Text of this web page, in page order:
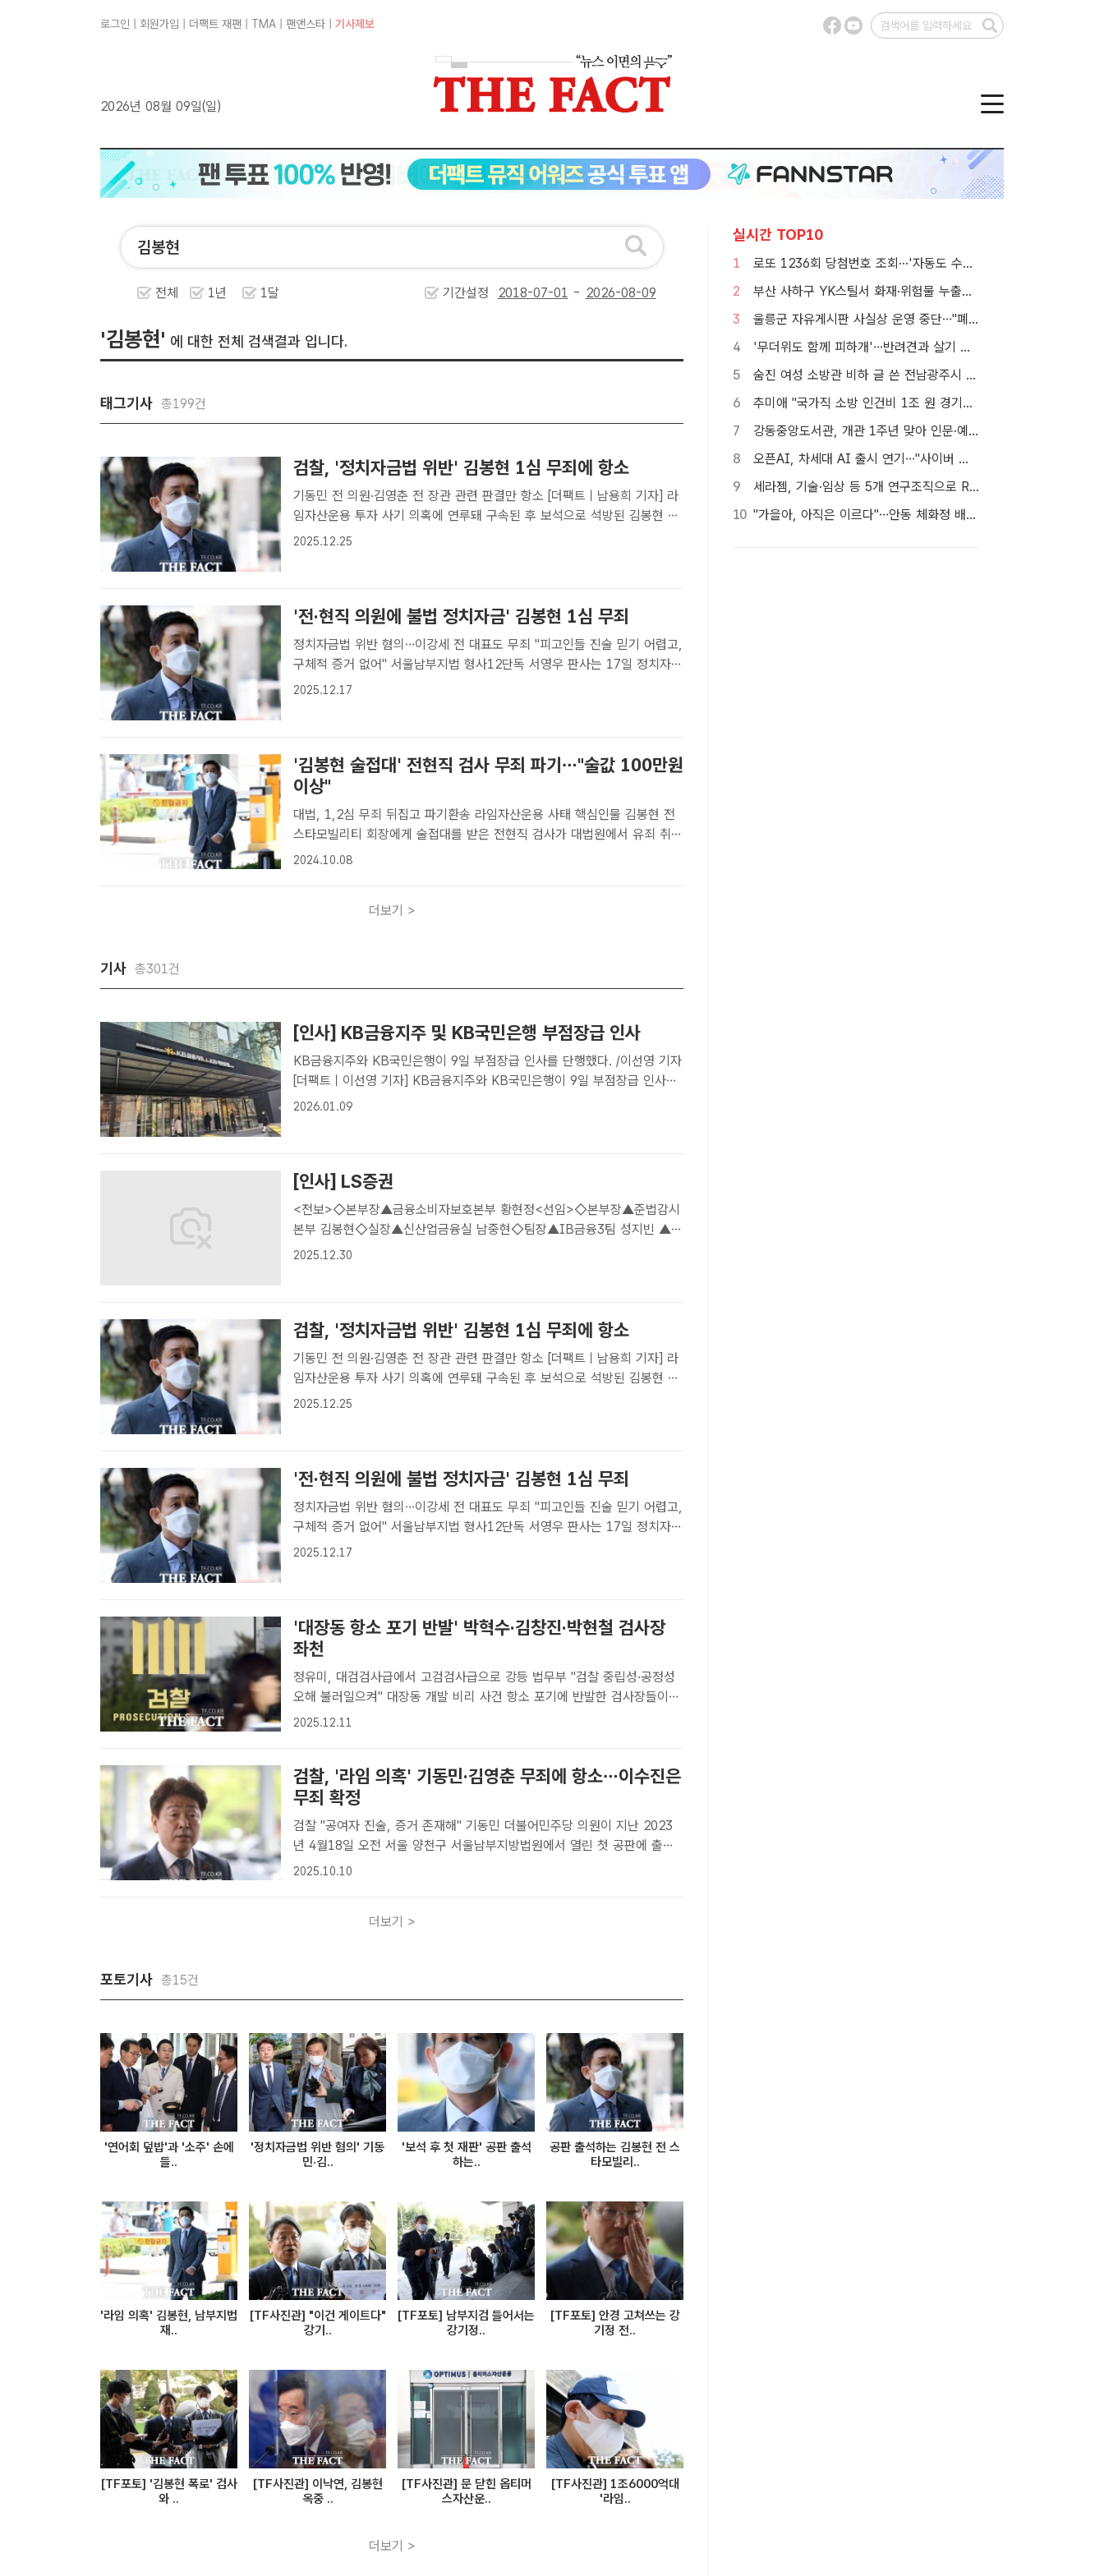
로그인 회원가입 더팩트 재팬 TMA 팬앤스타 기사제보
2026년 08월 09일(일)
전체 1년 1달 기간설정 -
'김봉현' 에 대한 전체 검색결과 입니다.
태그기사 총199건
검찰, '정치자금법 위반' 김봉현 1심 무죄에 항소
기동민 전 의원·김영춘 전 장관 관련 판결만 항소 [더팩트ㅣ남용희 기자] 라
임자산운용 투자 사기 의혹에 연루돼 구속된 후 보석으로 석방된 김봉현 전
스타모빌리티 대표가 23일 오전 서울 양천구 서울남부지방법원에서 열린
2025.12.25
'전·현직 의원에 불법 정치자금' 김봉현 1심 무죄
정치자금법 위반 혐의…이강세 전 대표도 무죄 "피고인들 진술 믿기 어렵고,
구체적 증거 없어" 서울남부지법 형사12단독 서영우 판사는 17일 정치자금
법 위반 혐의를 받는 김봉현 전 스타모빌리티 회장과 이강세 전 스타모빌리
2025.12.17
'김봉현 술접대' 전현직 검사 무죄 파기…"술값 100만원
이상"
대법, 1,2심 무죄 뒤집고 파기환송 라임자산운용 사태 핵심인물 김봉현 전
스타모빌리티 회장에게 술접대를 받은 전현직 검사가 대법원에서 유죄 취지
판결을 받았다. 사진은 김 전 회장. /더팩트 DB[더팩트ㅣ장우성 기자] 라임
2024.10.08
더보기 >
기사 총301건
[인사] KB금융지주 및 KB국민은행 부점장급 인사
KB금융지주와 KB국민은행이 9일 부점장급 인사를 단행했다. /이선영 기자
[더팩트ㅣ이선영 기자] KB금융지주와 KB국민은행이 9일 부점장급 인사를
단행했다.다음은 인사자 명단.KB금융지주 부서장급 인사◇ 승 진△고객시
2026.01.09
[인사] LS증권
<전보>◇본부장▲금융소비자보호본부 황현정<선임>◇본부장▲준법감시
본부 김봉현◇실장▲신산업금융실 남중현◇팀장▲IB금융3팀 성지빈 ▲자
산관리1팀 우주헌christ@tf.co.kr
2025.12.30
검찰, '정치자금법 위반' 김봉현 1심 무죄에 항소
기동민 전 의원·김영춘 전 장관 관련 판결만 항소 [더팩트ㅣ남용희 기자] 라
임자산운용 투자 사기 의혹에 연루돼 구속된 후 보석으로 석방된 김봉현 전
스타모빌리티 대표가 23일 오전 서울 양천구 서울남부지방법원에서 열린
2025.12.25
'전·현직 의원에 불법 정치자금' 김봉현 1심 무죄
정치자금법 위반 혐의…이강세 전 대표도 무죄 "피고인들 진술 믿기 어렵고,
구체적 증거 없어" 서울남부지법 형사12단독 서영우 판사는 17일 정치자금
법 위반 혐의를 받는 김봉현 전 스타모빌리티 회장과 이강세 전 스타모빌리
2025.12.17
'대장동 항소 포기 반발' 박혁수·김창진·박현철 검사장
좌천
정유미, 대검검사급에서 고검검사급으로 강등 법무부 "검찰 중립성·공정성
오해 불러일으켜" 대장동 개발 비리 사건 항소 포기에 반발한 검사장들이
사실상 좌천됐다. /이새롬 기자[더팩트 | 김해인 기자] 대장동 개발 비리 사
2025.12.11
검찰, '라임 의혹' 기동민·김영춘 무죄에 항소…이수진은
무죄 확정
검찰 "공여자 진술, 증거 존재해" 기동민 더불어민주당 의원이 지난 2023
년 4월18일 오전 서울 양천구 서울남부지방법원에서 열린 첫 공판에 출석
하고 있다./ 더팩트DB[더팩트ㅣ강주영 기자] 검찰이 '라임 김봉현 로비 의
2025.10.10
더보기 >
포토기사 총15건
'연어회 덮밥'과 '소주' 손에
들..
'정치자금법 위반 혐의' 기동
민·김..
'보석 후 첫 재판' 공판 출석
하는..
공판 출석하는 김봉현 전 스
타모빌리..
'라임 의혹' 김봉현, 남부지법
재..
[TF사진관] "이건 게이트다"
강기..
[TF포토] 남부지검 들어서는
강기정..
[TF포토] 안경 고쳐쓰는 강
기정 전..
[TF포토] '김봉현 폭로' 검사
와 ..
[TF사진관] 이낙연, 김봉현
옥중 ..
[TF사진관] 문 닫힌 옵티머
스자산운..
[TF사진관] 1조6000억대
'라임..
더보기 >
실시간 TOP10
1
로또 1236회 당첨번호 조회···'자동도 수동도 5명씩 같네'
2
부산 사하구 YK스틸서 화재·위험물 누출…소방 대응 1단계 발령
3
울릉군 자유게시판 사실상 운영 중단…"폐쇄" vs "소통창구 지켜야"
4
'무더위도 함께 피하개'…반려견과 살기 좋은 자치구는 어디
5
숨진 여성 소방관 비하 글 쓴 전남광주시 공무원 입건
6
추미애 "국가직 소방 인건비 1조 원 경기도가 대납…재정개혁 시급"
7
강동중앙도서관, 개관 1주년 맞아 인문·예술 행사 마련 [TF사진관]
8
오픈AI, 차세대 AI 출시 연기…"사이버 공격 등 보안 위험"
9
세라젬, 기술·임상 등 5개 연구조직으로 R&D 역량 강화
10
"가을아, 아직은 이르다"…안동 체화정 배롱나무의 마지막 여름